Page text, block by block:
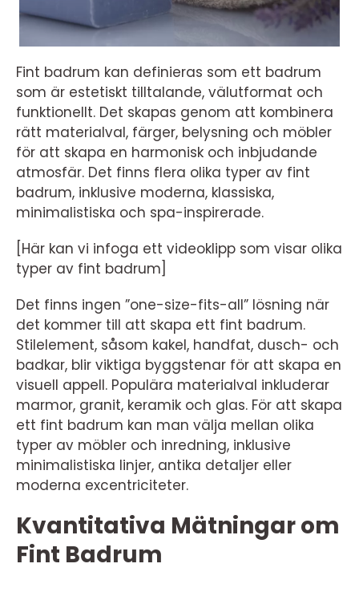
Fint badrum kan definieras som ett badrum
som är estetiskt tilltalande, välutformat och
funktionellt. Det skapas genom att kombinera
rätt materialval, färger, belysning och möbler
för att skapa en harmonisk och inbjudande
atmosfär. Det finns flera olika typer av fint
badrum, inklusive moderna, klassiska,
minimalistiska och spa-inspirerade.
[Här kan vi infoga ett videoklipp som visar olika
typer av fint badrum]
Det finns ingen ”one-size-fits-all” lösning när
det kommer till att skapa ett fint badrum.
Stilelement, såsom kakel, handfat, dusch- och
badkar, blir viktiga byggstenar för att skapa en
visuell appell. Populära materialval inkluderar
marmor, granit, keramik och glas. För att skapa
ett fint badrum kan man välja mellan olika
typer av möbler och inredning, inklusive
minimalistiska linjer, antika detaljer eller
moderna excentriciteter.
Kvantitativa Mätningar om
Fint Badrum